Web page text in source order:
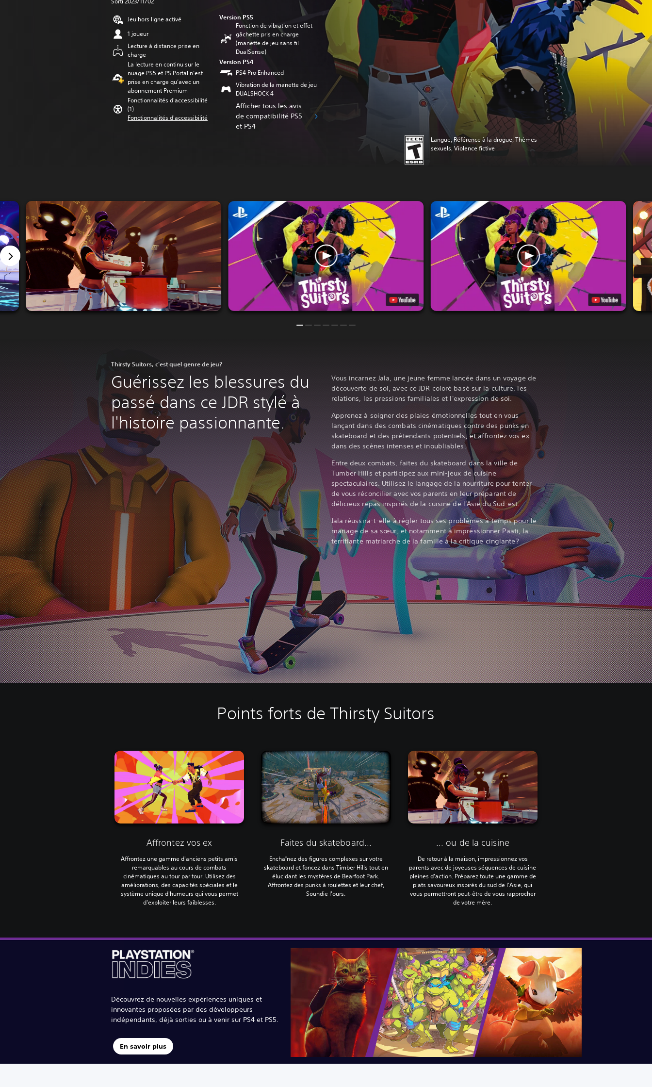
Jeu hors ligne activé
1 joueur
Lecture à distance prise en
charge
La lecture en continu sur le
nuage PS5 et PS Portal n’est
prise en charge qu’avec un
abonnement Premium
Fonctionnalités d'accessibilité
(1)
Fonctionnalités d'accessibilité
Version PS5
Fonction de vibration et effet
gâchette pris en charge
(manette de jeu sans fil
DualSense)
Version PS4
PS4 Pro Enhanced
Vibration de la manette de jeu
DUALSHOCK 4
Afficher tous les avis
de compatibilité PS5
et PS4
Langue, Référence à la drogue, Thèmes
sexuels, Violence fictive
Thirsty Suitors, c'est quel genre de jeu?
Guérissez les blessures du
passé dans ce JDR stylé à
l'histoire passionnante.
Vous incarnez Jala, une jeune femme lancée dans un voyage de
découverte de soi, avec ce JDR coloré basé sur la culture, les
relations, les pressions familiales et l'expression de soi.
Apprenez à soigner des plaies émotionnelles tout en vous
lançant dans des combats cinématiques contre des punks en
skateboard et des prétendants potentiels, et affrontez vos ex
dans des scènes intenses et inoubliables.
Entre deux combats, faites du skateboard dans la ville de
Tumber Hills et participez aux mini-jeux de cuisine
spectaculaires. Utilisez le langage de la nourriture pour tenter
de vous réconcilier avec vos parents en leur préparant de
délicieux repas inspirés de la cuisine de l'Asie du Sud-est.
Jala réussira-t-elle à régler tous ses problèmes à temps pour le
mariage de sa sœur, et notamment à impressionner Paati, la
terrifiante matriarche de la famille à la critique cinglante?
Points forts de Thirsty Suitors
Affrontez vos ex
Affrontez une gamme d'anciens petits amis
remarquables au cours de combats
cinématiques au tour par tour. Utilisez des
améliorations, des capacités spéciales et le
système unique d'humeurs qui vous permet
d'exploiter leurs faiblesses.
Faites du skateboard...
Enchaînez des figures complexes sur votre
skateboard et foncez dans Timber Hills tout en
élucidant les mystères de Bearfoot Park.
Affrontez des punks à roulettes et leur chef,
Soundie l'ours.
... ou de la cuisine
De retour à la maison, impressionnez vos
parents avec de joyeuses séquences de cuisine
pleines d'action. Préparez toute une gamme de
plats savoureux inspirés du sud de l'Asie, qui
vous permettront peut-être de vous rapprocher
de votre mère.
Découvrez de nouvelles expériences uniques et
innovantes proposées par des développeurs
indépendants, déjà sorties ou à venir sur PS4 et PS5.
En savoir plus